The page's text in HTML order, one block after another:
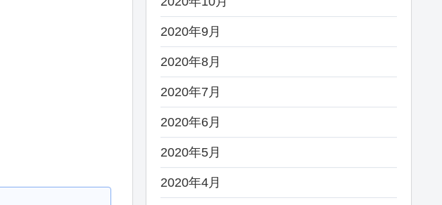
2020年9月
2020年8月
2020年7月
2020年6月
2020年5月
2020年4月